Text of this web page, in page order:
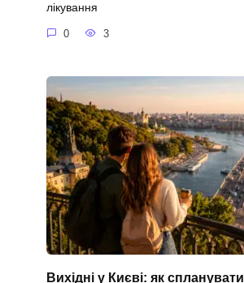
лікування
0 3
Вихідні у Києві: як